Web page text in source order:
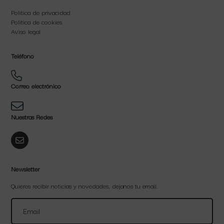
Política de privacidad
Política de cookies
Aviso legal
Teléfono
Correo electrónico
Nuestras Redes
Newsletter
Quieres recibir noticias y novedades, dejanos tu email.